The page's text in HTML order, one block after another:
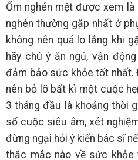
Ốm nghén mệt được xem
nghén thường gặp nhất ở
không nên quá lo lắng khi
hãy chú ý ăn ngủ, vận
đảm bảo sức khỏe tốt nhất.
nên bỏ lỡ bất kì một cuộc
3 tháng đầu là khoảng thời
số cuộc siêu âm, xét
đừng ngại hỏi ý kiến bác sĩ
thắc mắc nào về sức khỏe